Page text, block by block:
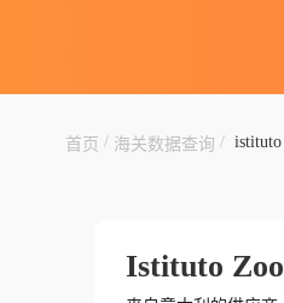
首页 / 海关数据查询 / istituto